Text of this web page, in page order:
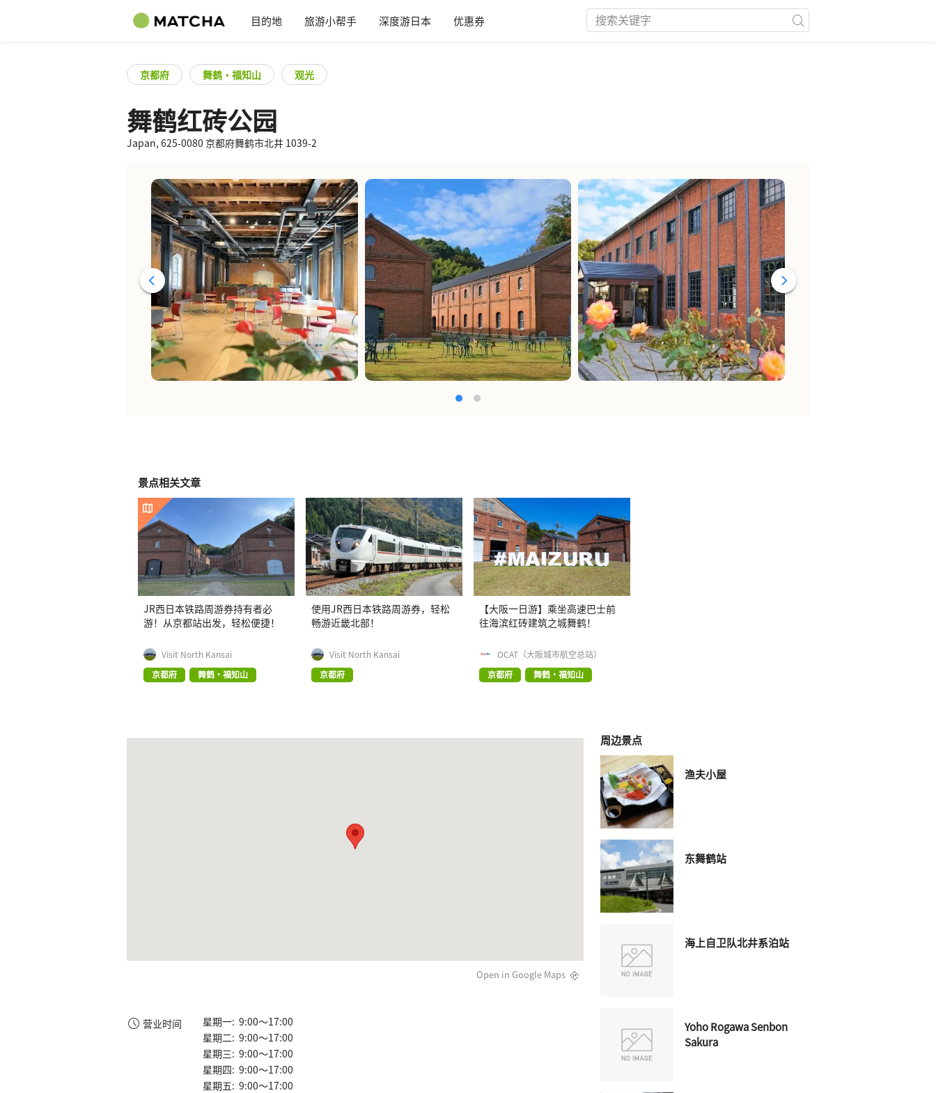
目的地 旅游小帮手 深度游日本 优惠券
京都府 舞鹤・福知山 观光
舞鹤红砖公园
Japan, 625-0080 京都府舞鹤市北井 1039-2
景点相关文章
JR西日本铁路周游券持有者必
游！从京都站出发，轻松便捷！
Visit North Kansai
京都府
舞鹤・福知山
使用JR西日本铁路周游券，轻松
畅游近畿北部！
Visit North Kansai
京都府
【大阪一日游】乘坐高速巴士前
往海滨红砖建筑之城舞鹤！
OCAT（大阪城市航空总站）
京都府
舞鹤・福知山
Open in Google Maps
营业时间
星期一: 9:00～17:00
星期二: 9:00～17:00
星期三: 9:00～17:00
星期四: 9:00～17:00
星期五: 9:00～17:00
周边景点
渔夫小屋
东舞鹤站
海上自卫队北井系泊站
Yoho Rogawa Senbon
Sakura